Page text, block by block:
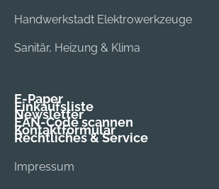
Handwerkstadt Elektrowerkzeuge
Sanitär, Heizung & Klima
E-Paper
Einkaufsliste
Newsletter
EAN-Code scannen
Kontaktformular
Rechtliches & Service
Impressum